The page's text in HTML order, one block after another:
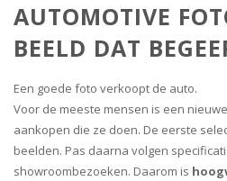
Blog
Contact
AUTOMOTIVE
BEELD DAT
Een goede foto verkoopt de auto.
Voor de meeste mensen is een
aankopen die ze doen. De eerste
beelden. Pas daarna volgen
showroombezoeken. Daarom is